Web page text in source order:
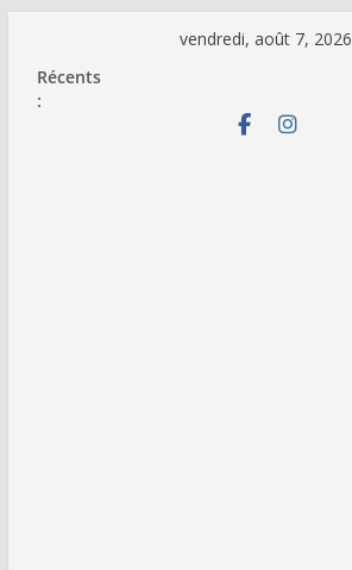
contenu
vendredi, août 7, 2026
Récents
: